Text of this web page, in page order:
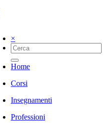
×
Home
Corsi
Insegnamenti
Professioni